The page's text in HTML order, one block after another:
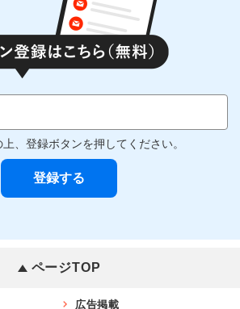
、登録ボタンを押してください。
ページTOP
広告掲載